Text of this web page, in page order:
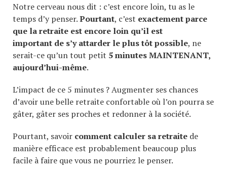
Notre cerveau nous dit : c’est encore loin, tu as le
temps d’y penser.Pourtant, c’est exactement parce
que la retraite est encore loin qu’il est
important de s’y attarder le plus tôt possible, ne
serait-ce qu’un tout petit 5 minutes MAINTENANT,
aujourd’hui-même.
L’impact de ce 5 minutes ? Augmenter ses chances
d’avoir une belle retraite confortable où l’on pourra se
gâter, gâter ses proches et redonner à la société.
Pourtant, savoir comment calculer sa retraite de
manière efficace est probablement beaucoup plus
facile à faire que vous ne pourriez le penser.